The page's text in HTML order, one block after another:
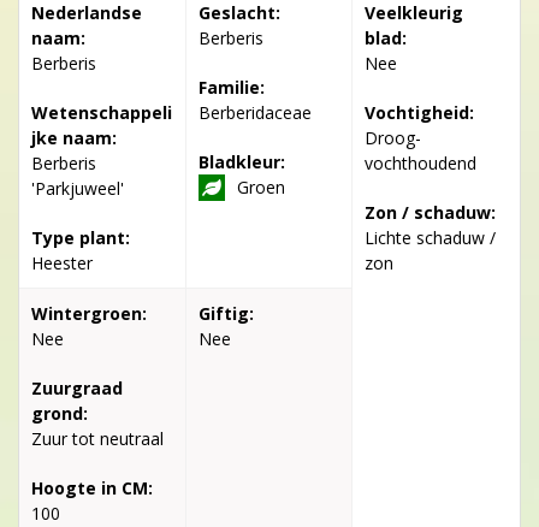
Nederlandse
naam:
Berberis
Wetenschappeli
jke naam:
Berberis
'Parkjuweel'
Type plant:
Heester
Geslacht:
Berberis
Familie:
Berberidaceae
Bladkleur:
Groen
Veelkleurig
blad:
Nee
Vochtigheid:
Droog-
vochthoudend
Zon / schaduw:
Lichte schaduw /
zon
Wintergroen:
Nee
Zuurgraad
grond:
Zuur tot neutraal
Hoogte in CM:
100
Giftig:
Nee